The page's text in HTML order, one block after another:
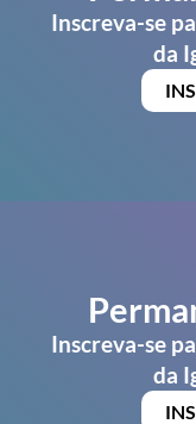
Inscreva-se
da
Inscreva-se
da